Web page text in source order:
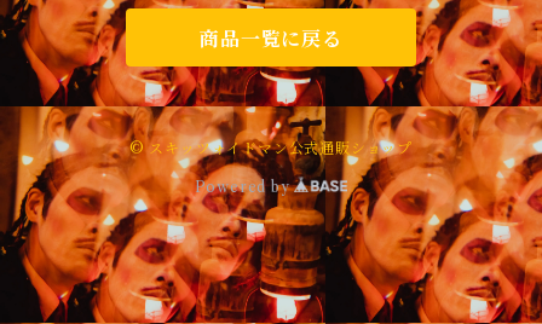
商品一覧に戻る
© スキッツォイドマン公式通販ショップ
Powered by